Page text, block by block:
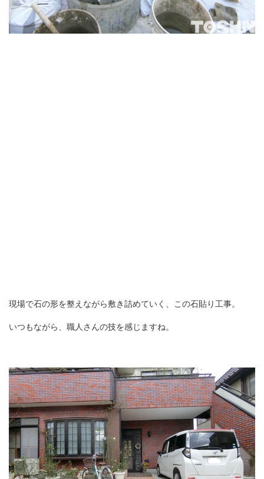
現場で石の形を整えながら敷き詰めていく、この石貼り工事。
いつもながら、職人さんの技を感じますね。